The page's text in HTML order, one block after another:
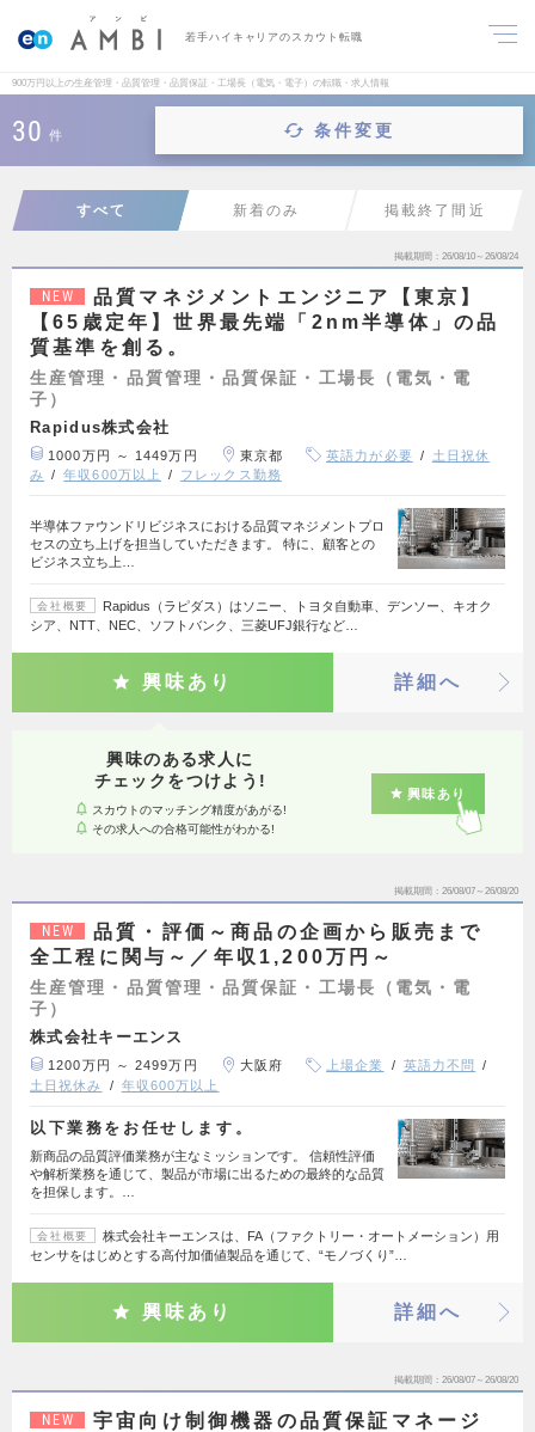
若手ハイキャリアのスカウト転職
900万円以上の生産管理・品質管理・品質保証・工場長（電気・電子）の転職・求人情報
30 件 条件変更
すべて 新着のみ 掲載終了間近
掲載期間 26/08/10～26/08/24
NEW
品質マネジメントエンジニア【東京】
【65歳定年】世界最先端「2nm半導体」の品
質基準を創る。
生産管理・品質管理・品質保証・工場長（電気・電
子）
Rapidus株式会社
1000万円 ～ 1449万円 東京都 英語力が必要
土日祝休
み
年収600万以上 フレックス勤務
半導体ファウンドリビジネスにおける品質マネジメントプロ
セスの立ち上げを担当していただきます。 特に、顧客との
ビジネス立ち上…
会社概要
Rapidus（ラピダス）はソニー、トヨタ自動車、デンソー、キオク
シア、NTT、NEC、ソフトバンク、三菱UFJ銀行など…
興味あり 詳細へ
興味のある求人に
チェックをつけよう!
スカウトのマッチング精度があがる!
その求人への合格可能性がわかる!
興味あり
掲載期間 26/08/07～26/08/20
NEW
品質・評価～商品の企画から販売まで
全工程に関与～／年収1,200万円～
生産管理・品質管理・品質保証・工場長（電気・電
子）
株式会社キーエンス
1200万円 ～ 2499万円 大阪府 上場企業
英語力不問
土日祝休み
年収600万以上
以下業務をお任せします。
新商品の品質評価業務が主なミッションです。 信頼性評価
や解析業務を通じて、製品が市場に出るための最終的な品質
を担保します。…
会社概要
株式会社キーエンスは、FA（ファクトリー・オートメーション）用
センサをはじめとする高付加価値製品を通じて、“モノづくり”…
興味あり 詳細へ
掲載期間 26/08/07～26/08/20
NEW
宇宙向け制御機器の品質保証マネージ